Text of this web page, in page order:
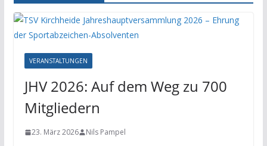
VERANSTALTUNGEN
JHV 2026: Auf dem Weg zu 700
Mitgliedern
23. März 2026 Nils Pampel